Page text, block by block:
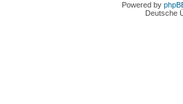
Powered by
Deutsche